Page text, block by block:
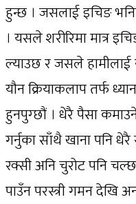
हुन्छ । जसलाई इचिङ
। यसले शरीरिमा मात्र
ल्याउछ र जसले हामीलाई
यौन क्रियाकलाप तर्फ
हुनपुग्छौं । धेरै पैसा कमाउने
गर्नुका साँथै खाना पनि
रक्सी अनि चुरोट पनि
पाउँन परस्त्री गमन देखि